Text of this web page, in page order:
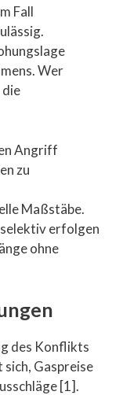
Fall
Wer
Angriff
zu
Maßstäbe.
erfolgen
ohne
des Konflikts
Gaspreise
[1].